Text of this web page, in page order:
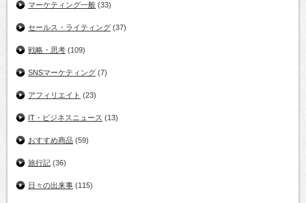
マーケティング一般 (33)
セールス・ライティング (37)
戦略・思考 (109)
SNSマーケティング (7)
アフィリエイト (23)
IT・ビジネスニュース (13)
おすすめ商品 (59)
旅行記 (36)
日々の出来事 (115)